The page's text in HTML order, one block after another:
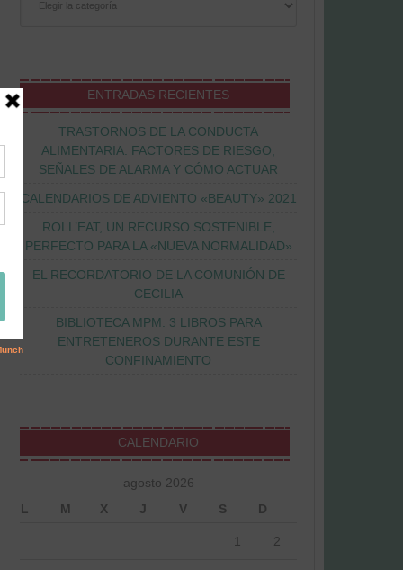
ENTRADAS RECIENTES
TRASTORNOS DE LA CONDUCTA
ALIMENTARIA: FACTORES DE RIESGO,
SEÑALES DE ALARMA Y CÓMO ACTUAR
CALENDARIOS DE ADVIENTO «BEAUTY» 2021
ROLL’EAT, UN RECURSO SOSTENIBLE,
PERFECTO PARA LA «NUEVA NORMALIDAD»
EL RECORDATORIO DE LA COMUNIÓN DE
CECILIA
BIBLIOTECA MPM: 3 LIBROS PARA
ENTRETENEROS DURANTE ESTE
CONFINAMIENTO
CALENDARIO
agosto 2026
L
M X J V S D
1 2